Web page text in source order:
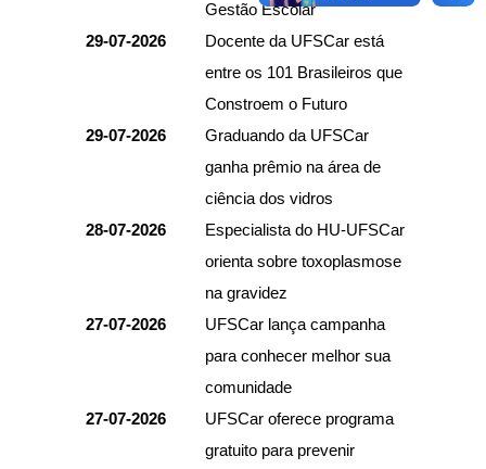
Gestão Escolar
29-07-2026
Docente da UFSCar está
entre os 101 Brasileiros que
Constroem o Futuro
29-07-2026
Graduando da UFSCar
ganha prêmio na área de
ciência dos vidros
28-07-2026
Especialista do HU-UFSCar
orienta sobre toxoplasmose
na gravidez
27-07-2026
UFSCar lança campanha
para conhecer melhor sua
comunidade
27-07-2026
UFSCar oferece programa
gratuito para prevenir